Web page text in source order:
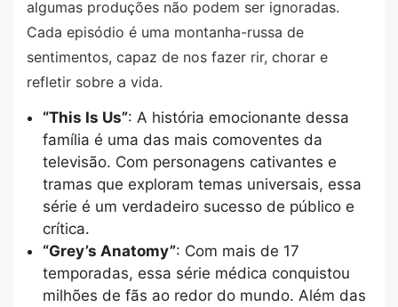
algumas produções não podem ser ignoradas.
Cada episódio é uma montanha-russa de
sentimentos, capaz de nos fazer rir, chorar e
refletir sobre a vida.
“This Is Us”: A história emocionante dessa
família é uma das mais comoventes da
televisão. Com personagens cativantes e
tramas que exploram temas universais, essa
série é um verdadeiro sucesso de público e
crítica.
“Grey’s Anatomy”: Com mais de 17
temporadas, essa série médica conquistou
milhões de fãs ao redor do mundo. Além das